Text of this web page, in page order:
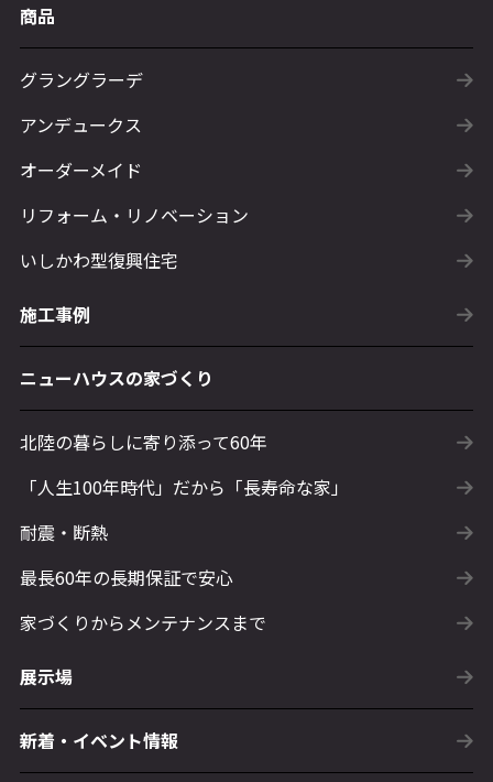
商品
グラングラーデ
アンデュークス
オーダーメイド
リフォーム・リノベーション
いしかわ型復興住宅
施工事例
ニューハウスの家づくり
北陸の暮らしに寄り添って60年
「人生100年時代」だから「長寿命な家」
耐震・断熱
最長60年の長期保証で安心
家づくりからメンテナンスまで
展示場
新着・イベント情報